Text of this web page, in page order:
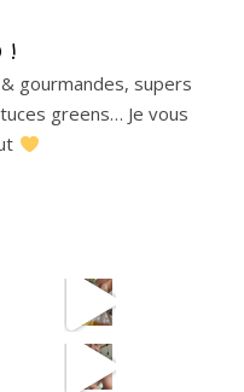
!
gourmandes, supers
greens… Je vous